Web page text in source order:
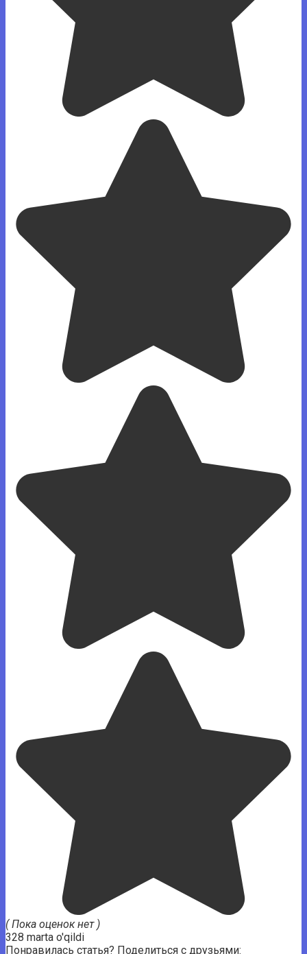
( Пока оценок нет )
328 marta o'qildi
Понравилась статья? Поделиться с друзьями: